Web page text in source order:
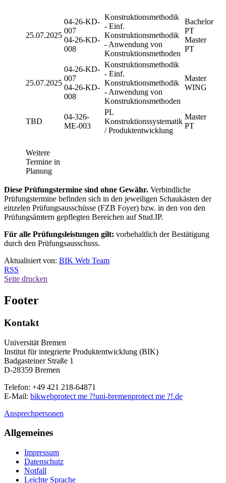
25.07.2025
04-26-KD-
007
04-26-KD-
008
Konstruktionsmethodik
- Einf.
Konstruktionsmethodik
- Anwendung von
Konstruktionsmethoden
Bachelor
PT
Master
PT
25.07.2025
04-26-KD-
007
04-26-KD-
008
Konstruktionsmethodik
- Einf.
Konstruktionsmethodik
- Anwendung von
Konstruktionsmethoden
Master
WING
TBD
04-326-
ME-003
PL
Konstruktionssystematik
/ Produktentwicklung
Master
PT
Weitere
Termine in
Planung
Diese Prüfungstermine sind ohne Gewähr. Verbindliche
Prüfungstermine befinden sich in den jeweiligen Schaukästen der
einzelen Prüfungsausschüsse (FZB Foyer) bzw. in den von den
Prüfungsämtern gepflegten Bereichen auf Stud.IP.
Für alle Prüfungsleistungen gilt: vorbehaltlich der Bestätigung
durch den Prüfungsausschuss.
Aktualisiert von: BIK Web Team
RSS
Seite drucken
Footer
Kontakt
Universität Bremen
Institut für integrierte Produktentwicklung (BIK)
Badgasteiner Straße 1
D-28359 Bremen
Telefon: +49 421 218-64871
E-Mail: bikwebprotect me ?!uni-bremenprotect me ?!.de
Ansprechpersonen
Allgemeines
Impressum
Datenschutz
Notfall
Leichte Sprache